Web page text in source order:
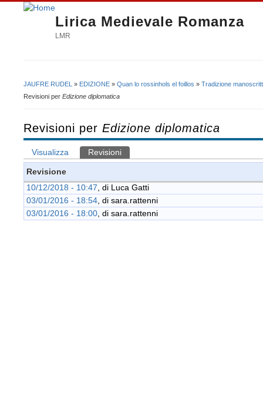
Lirica Medievale Romanza
LMR
Tu sei qui
JAUFRE RUDEL » EDIZIONE » Quan lo rossinhols el foillos » Tradizione
Revisioni per Edizione diplomatica
Revisioni per Edizione diplomatica
Schede primarie
Visualizza Revisioni
Revisione
10/12/2018 - 10:47 , di Luca Gatti
03/01/2016 - 18:54 , di sara.rattenni
03/01/2016 - 18:00 , di sara.rattenni